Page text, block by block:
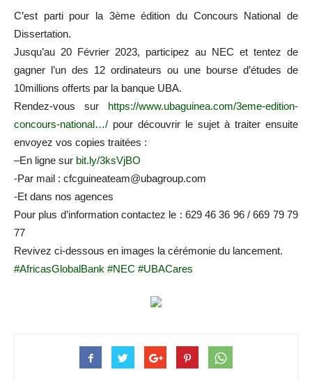
C’est parti pour la 3ème édition du Concours National de
Dissertation.
Jusqu’au 20 Février 2023, participez au NEC et tentez de
gagner l’un des 12 ordinateurs ou une bourse d’études de
10millions offerts par la banque UBA.
Rendez-vous sur https://www.ubaguinea.com/3eme-edition-
concours-national…/ pour découvrir le sujet à traiter ensuite
envoyez vos copies traitées :
–En ligne sur bit.ly/3ksVjBO
-Par mail : cfcguineateam@ubagroup.com
-Et dans nos agences
Pour plus d’information contactez le : 629 46 36 96 / 669 79 79
77
Revivez ci-dessous en images la cérémonie du lancement.
#AfricasGlobalBank #NEC #UBACares